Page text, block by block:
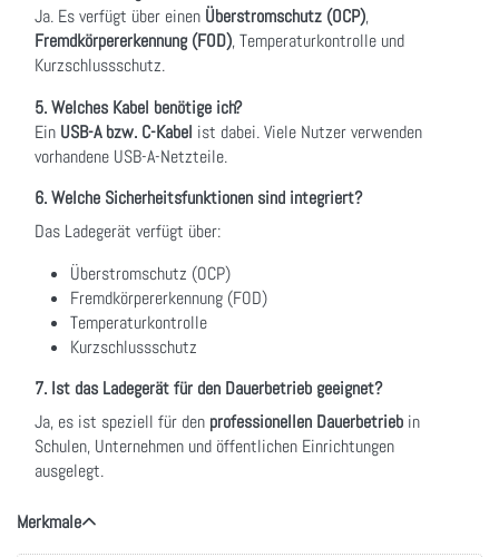
Ja. Es verfügt über einen Überstromschutz (OCP),
Fremdkörpererkennung (FOD), Temperaturkontrolle und
Kurzschlussschutz.
5. Welches Kabel benötige ich?
Ein USB-A bzw. C-Kabel ist dabei. Viele Nutzer verwenden
vorhandene USB-A-Netzteile.
6. Welche Sicherheitsfunktionen sind integriert?
Das Ladegerät verfügt über:
Überstromschutz (OCP)
Fremdkörpererkennung (FOD)
Temperaturkontrolle
Kurzschlussschutz
7. Ist das Ladegerät für den Dauerbetrieb geeignet?
Ja, es ist speziell für den professionellen Dauerbetrieb in
Schulen, Unternehmen und öffentlichen Einrichtungen
ausgelegt.
Merkmale